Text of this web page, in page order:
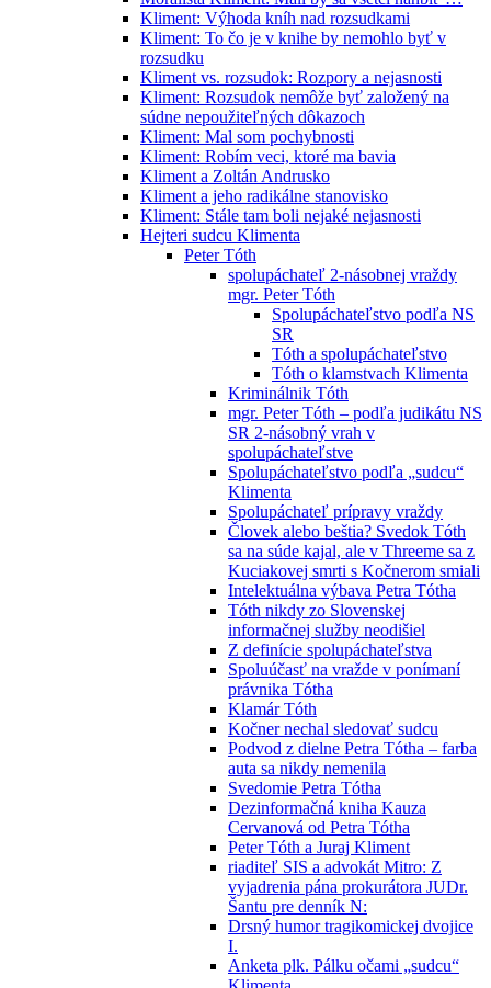
Kliment: Výhoda kníh nad rozsudkami
Kliment: To čo je v knihe by nemohlo byť v
rozsudku
Kliment vs. rozsudok: Rozpory a nejasnosti
Kliment: Rozsudok nemôže byť založený na
súdne nepoužiteľných dôkazoch
Kliment: Mal som pochybnosti
Kliment: Robím veci, ktoré ma bavia
Kliment a Zoltán Andrusko
Kliment a jeho radikálne stanovisko
Kliment: Stále tam boli nejaké nejasnosti
Hejteri sudcu Klimenta
Peter Tóth
spolupáchateľ 2-násobnej vraždy
mgr. Peter Tóth
Spolupáchateľstvo podľa NS
SR
Tóth a spolupáchateľstvo
Tóth o klamstvach Klimenta
Kriminálnik Tóth
mgr. Peter Tóth – podľa judikátu NS
SR 2-násobný vrah v
spolupáchateľstve
Spolupáchateľstvo podľa „sudcu“
Klimenta
Spolupáchateľ prípravy vraždy
Človek alebo beštia? Svedok Tóth
sa na súde kajal, ale v Threeme sa z
Kuciakovej smrti s Kočnerom smiali
Intelektuálna výbava Petra Tótha
Tóth nikdy zo Slovenskej
informačnej služby neodišiel
Z definície spolupáchateľstva
Spoluúčasť na vražde v ponímaní
právnika Tótha
Klamár Tóth
Kočner nechal sledovať sudcu
Podvod z dielne Petra Tótha – farba
auta sa nikdy nemenila
Svedomie Petra Tótha
Dezinformačná kniha Kauza
Cervanová od Petra Tótha
Peter Tóth a Juraj Kliment
riaditeľ SIS a advokát Mitro: Z
vyjadrenia pána prokurátora JUDr.
Šantu pre denník N:
Drsný humor tragikomickej dvojice
I.
Anketa plk. Pálku očami „sudcu“